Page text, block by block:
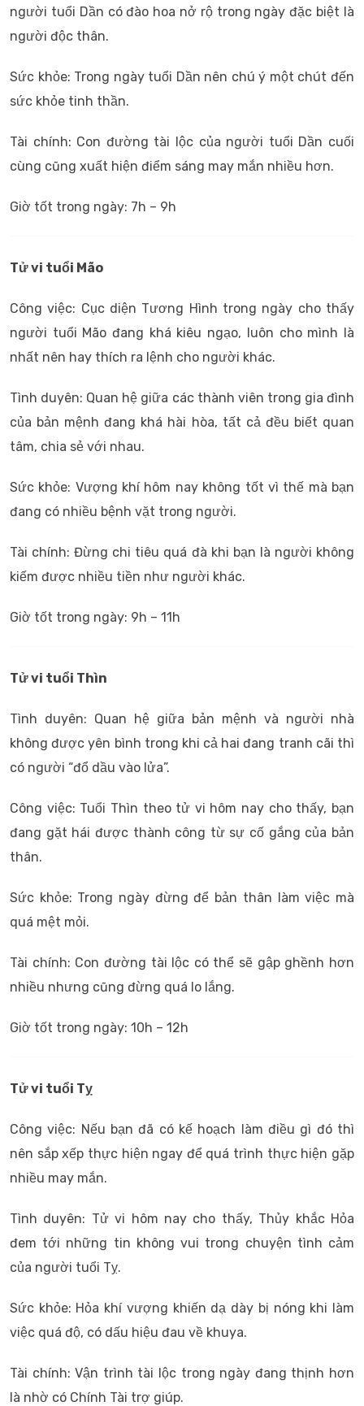
người tuổi Dần có đào hoa nở rộ trong ngày đặc biệt là
người độc thân.
Sức khỏe: Trong ngày tuổi Dần nên chú ý một chút đến
sức khỏe tinh thần.
Tài chính: Con đường tài lộc của người tuổi Dần cuối
cùng cũng xuất hiện điểm sáng may mắn nhiều hơn.
Giờ tốt trong ngày: 7h – 9h
Tử vi tuổi Mão
Công việc: Cục diện Tương Hình trong ngày cho thấy
người tuổi Mão đang khá kiêu ngạo, luôn cho mình là
nhất nên hay thích ra lệnh cho người khác.
Tình duyên: Quan hệ giữa các thành viên trong gia đình
của bản mệnh đang khá hài hòa, tất cả đều biết quan
tâm, chia sẻ với nhau.
Sức khỏe: Vượng khí hôm nay không tốt vì thế mà bạn
đang có nhiều bệnh vặt trong người.
Tài chính: Đừng chi tiêu quá đà khi bạn là người không
kiếm được nhiều tiền như người khác.
Giờ tốt trong ngày: 9h – 11h
Tử vi tuổi Thìn
Tình duyên: Quan hệ giữa bản mệnh và người nhà
không được yên bình trong khi cả hai đang tranh cãi thì
có người “đổ dầu vào lửa”.
Công việc: Tuổi Thìn theo tử vi hôm nay cho thấy, bạn
đang gặt hái được thành công từ sự cố gắng của bản
thân.
Sức khỏe: Trong ngày đừng để bản thân làm việc mà
quá mệt mỏi.
Tài chính: Con đường tài lộc có thể sẽ gập ghềnh hơn
nhiều nhưng cũng đừng quá lo lắng.
Giờ tốt trong ngày: 10h – 12h
Tử vi tuổi Tỵ
Công việc: Nếu bạn đã có kế hoạch làm điều gì đó thì
nên sắp xếp thực hiện ngay để quá trình thực hiện gặp
nhiều may mắn.
Tình duyên: Tử vi hôm nay cho thấy, Thủy khắc Hỏa
đem tới những tin không vui trong chuyện tình cảm
của người tuổi Tỵ.
Sức khỏe: Hỏa khí vượng khiến dạ dày bị nóng khi làm
việc quá độ, có dấu hiệu đau về khuya.
Tài chính: Vận trình tài lộc trong ngày đang thịnh hơn
là nhờ có Chính Tài trợ giúp.